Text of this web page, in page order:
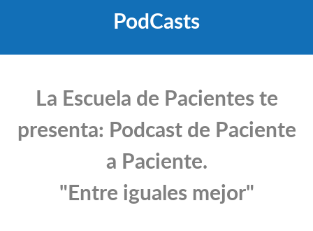
PodCasts
La Escuela de Pacientes te
presenta: Podcast de Paciente
a Paciente.
"Entre iguales mejor"